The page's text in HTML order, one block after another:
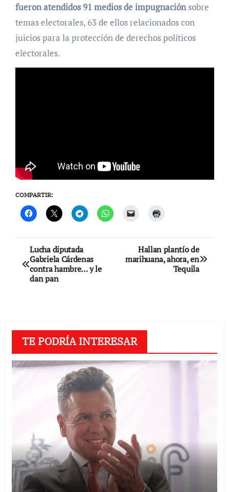
fueron atendidos 91 medios de impugnaciónsobre
temas electorales, 63 de ellos relacionados con
juicios para la protección de derechos políticos
electorales.
COMPARTIR:
Navegación
de
entradas
Lucha diputada
Gabriela Cárdenas
contra hambre… y le
dan pan
Hallan plantío de
marihuana, ahora, en
Tequila
TE PODRÍA INTERESAR